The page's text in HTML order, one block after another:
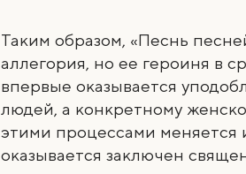
Таким образом, «Песнь
аллегория, но ее героиня в
впервые оказывается
людей, а конкретному
этими процессами меняется
оказывается заключен